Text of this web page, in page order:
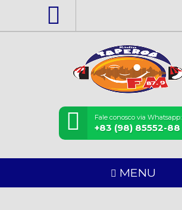
Fale conosco via Whatsapp:
+83 (98) 85552-88
MENU